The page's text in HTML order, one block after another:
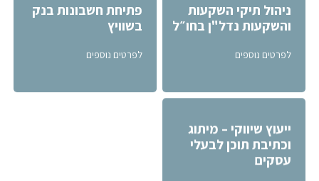
ניהול תיקי השקעות
והשקעות נדל"ן בחו״ל
לפרטים נוספים
פתיחת חשבונות בנק
בשוויץ
לפרטים נוספים
ייעוץ שיווקי – מיתוג
וכתיבת תוכן לבעלי
עסקים